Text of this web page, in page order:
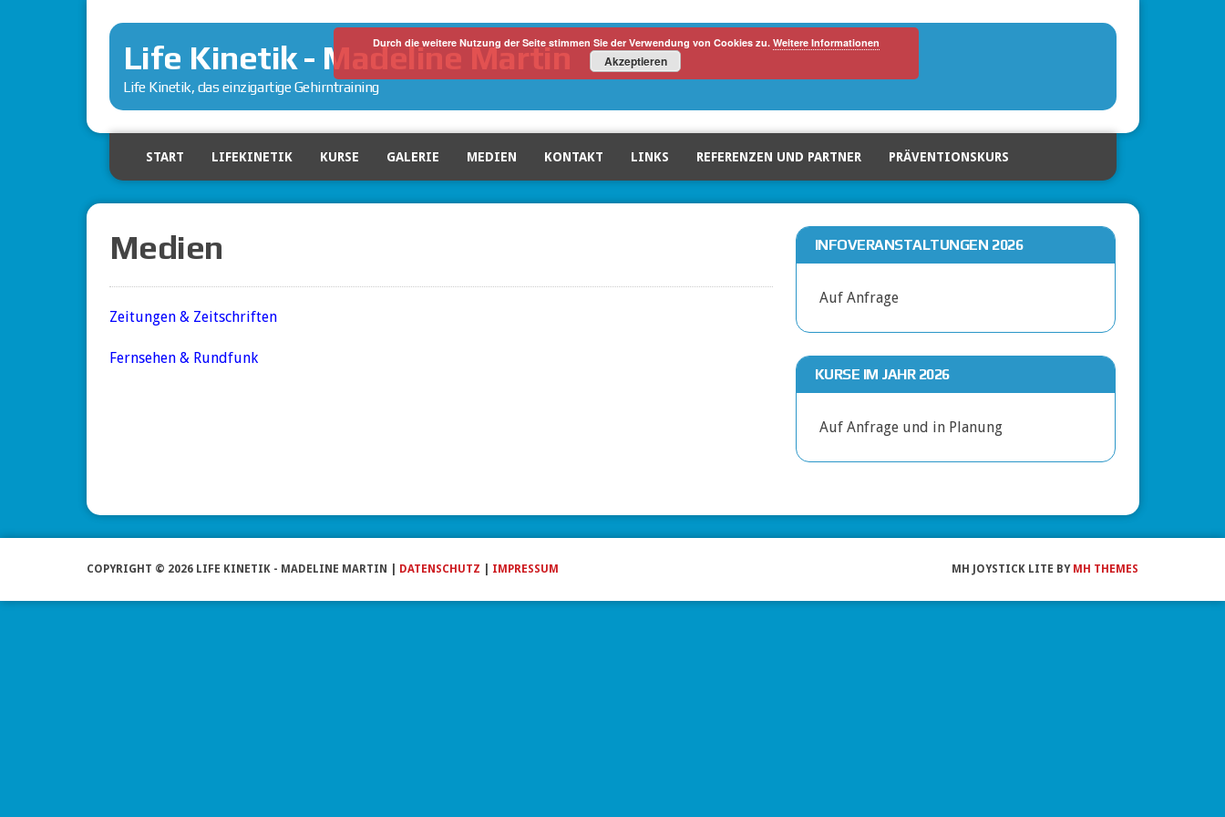
Life Kinetik - Madeline Martin
Life Kinetik, das einzigartige Gehirntraining
START LIFEKINETIK KURSE GALERIE MEDIEN KONTAKT LINKS REFERENZEN UND PARTNER PRÄVENTIONSKURS
Medien
Zeitungen & Zeitschriften
Fernsehen & Rundfunk
INFOVERANSTALTUNGEN 2026
Auf Anfrage
KURSE IM JAHR 2026
Auf Anfrage und in Planung
COPYRIGHT © 2026 LIFE KINETIK - MADELINE MARTIN | DATENSCHUTZ IMPRESSUM MH JOYSTICK LITE BY MH THEMES
Durch die weitere Nutzung der Seite stimmen Sie der Verwendung von Cookies zu. Weitere Informationen
Akzeptieren